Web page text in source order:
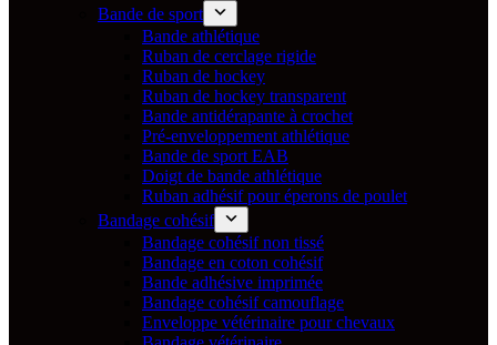
Bande de sport
Bande athlétique
Ruban de cerclage rigide
Ruban de hockey
Ruban de hockey transparent
Bande antidérapante à crochet
Pré-enveloppement athlétique
Bande de sport EAB
Doigt de bande athlétique
Ruban adhésif pour éperons de poulet
Bandage cohésif
Bandage cohésif non tissé
Bandage en coton cohésif
Bande adhésive imprimée
Bandage cohésif camouflage
Enveloppe vétérinaire pour chevaux